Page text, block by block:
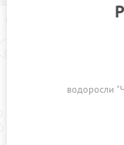
водоросли